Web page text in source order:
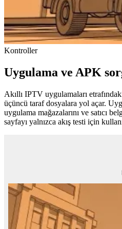
Kontroller
Uygulama ve APK
Akıllı IPTV uygulamaları
üçüncü taraf dosyalara yol açar.
uygulama mağazalarını ve satıcı
sayfayı yalnızca akış testi için